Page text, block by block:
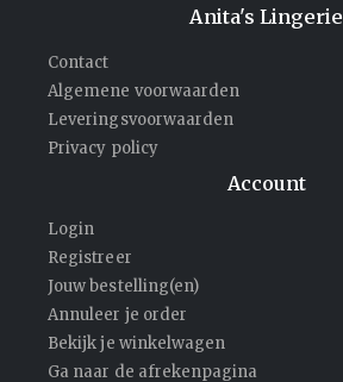
Anita's Lingerie
Contact
Algemene voorwaarden
Leveringsvoorwaarden
Privacy policy
Account
Login
Registreer
Jouw bestelling(en)
Annuleer je order
Bekijk je winkelwagen
Ga naar de afrekenpagina